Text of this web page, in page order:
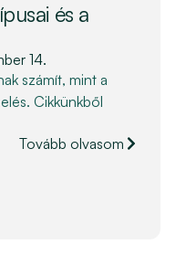
és a
14.
számít, mint a
Cikkünkből
Tovább olvasom